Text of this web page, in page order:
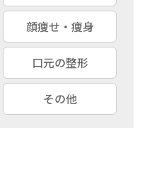
顔痩せ・痩身
口元の整形
その他